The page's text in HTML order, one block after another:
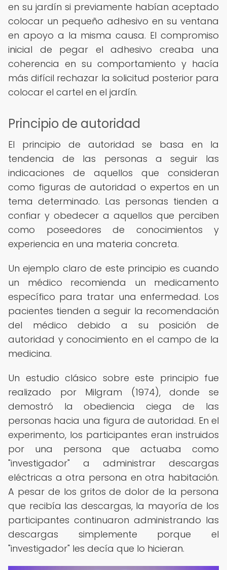
en su jardín si previamente habían aceptado
colocar un pequeño adhesivo en su ventana
en apoyo a la misma causa. El compromiso
inicial de pegar el adhesivo creaba una
coherencia en su comportamiento y hacía
más difícil rechazar la solicitud posterior para
colocar el cartel en el jardín.
Principio de autoridad
El principio de autoridad se basa en la
tendencia de las personas a seguir las
indicaciones de aquellos que consideran
como figuras de autoridad o expertos en un
tema determinado. Las personas tienden a
confiar y obedecer a aquellos que perciben
como poseedores de conocimientos y
experiencia en una materia concreta.
Un ejemplo claro de este principio es cuando
un médico recomienda un medicamento
específico para tratar una enfermedad. Los
pacientes tienden a seguir la recomendación
del médico debido a su posición de
autoridad y conocimiento en el campo de la
medicina.
Un estudio clásico sobre este principio fue
realizado por Milgram (1974), donde se
demostró la obediencia ciega de las
personas hacia una figura de autoridad. En el
experimento, los participantes eran instruidos
por una persona que actuaba como
"investigador" a administrar descargas
eléctricas a otra persona en otra habitación.
A pesar de los gritos de dolor de la persona
que recibía las descargas, la mayoría de los
participantes continuaron administrando las
descargas simplemente porque el
"investigador" les decía que lo hicieran.